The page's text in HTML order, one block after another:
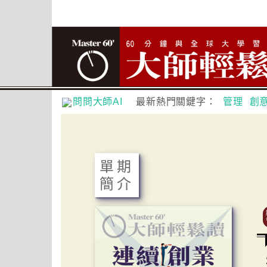
問問大師AI 最新熱門關鍵字： 管理 創
單期
簡介